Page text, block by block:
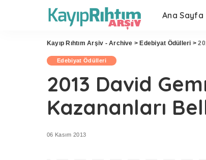
Ana Sayfa
Kayıp Rıhtım Arşiv - Archive > Edebiyat Ödülleri >
Edebiyat Ödülleri
2013 David
Kazananları
06 Kasım 2013